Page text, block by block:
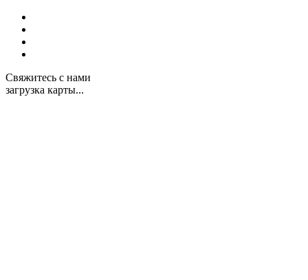
Свяжитесь с нами
загрузка карты...